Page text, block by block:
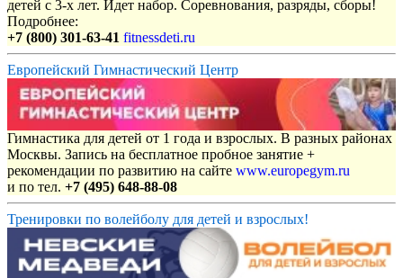
детей с 3-х лет. Идет набор. Соревнования, разряды, сборы!
Подробнее:
+7 (800) 301-63-41 fitnessdeti.ru
Европейский Гимнастический Центр
Гимнастика для детей от 1 года и взрослых. В разных районах
Москвы. Запись на бесплатное пробное занятие +
рекомендации по развитию на сайте www.europegym.ru
и по тел. +7 (495) 648-88-08
Тренировки по волейболу для детей и взрослых!